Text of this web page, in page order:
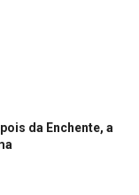
da Enchente, a